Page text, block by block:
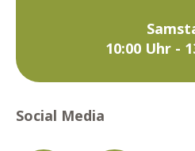
10:00 Uhr -
Social Media